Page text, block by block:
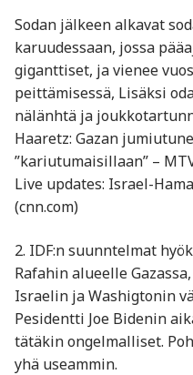
Sodan jälkeen alkavat
karuudessaan, jossa
giganttiset, ja vienee
peittämisessä, Lisäksi
nälänhtä ja
Haaretz: Gazan
”kariutumaisillaan” –
Live updates: Israel-
(cnn.com)
2. IDF:n suunntelmat
Rafahin alueelle
Israelin ja Washigtonin
Pesidentti Joe Bidenin
tätäkin ongelmalliset.
yhä useammin.